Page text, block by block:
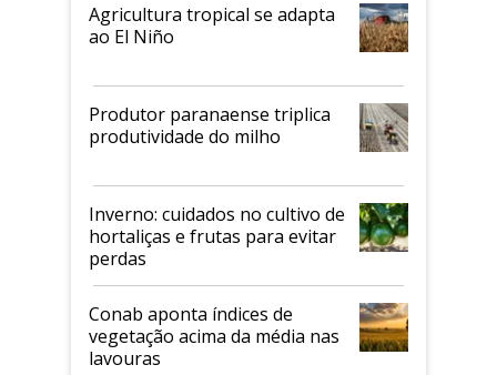
Agricultura tropical se adapta
ao El Niño
Produtor paranaense triplica
produtividade do milho
Inverno: cuidados no cultivo de
hortaliças e frutas para evitar
perdas
Conab aponta índices de
vegetação acima da média nas
lavouras